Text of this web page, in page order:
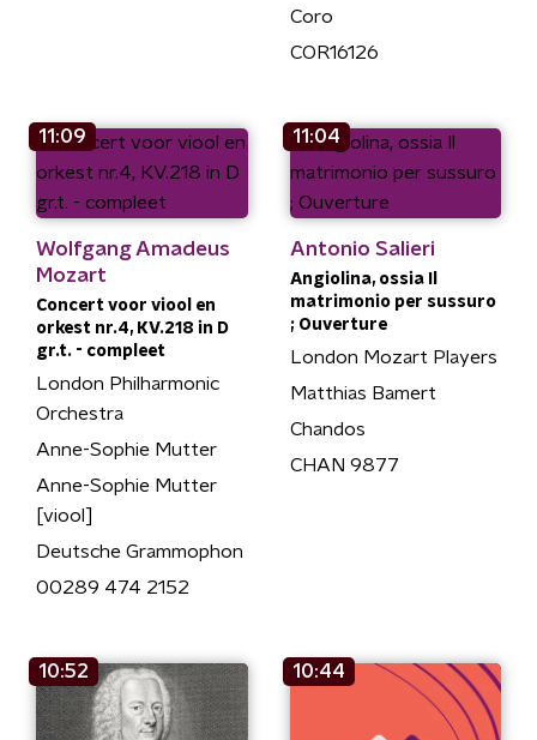
Coro
COR16126
11:09
Wolfgang Amadeus
Mozart
Concert voor viool en
orkest nr.4, KV.218 in D
gr.t. - compleet
London Philharmonic
Orchestra
Anne-Sophie Mutter
Anne-Sophie Mutter
[viool]
Deutsche Grammophon
00289 474 2152
11:04
Antonio Salieri
Angiolina, ossia Il
matrimonio per sussuro
; Ouverture
London Mozart Players
Matthias Bamert
Chandos
CHAN 9877
10:52 10:44